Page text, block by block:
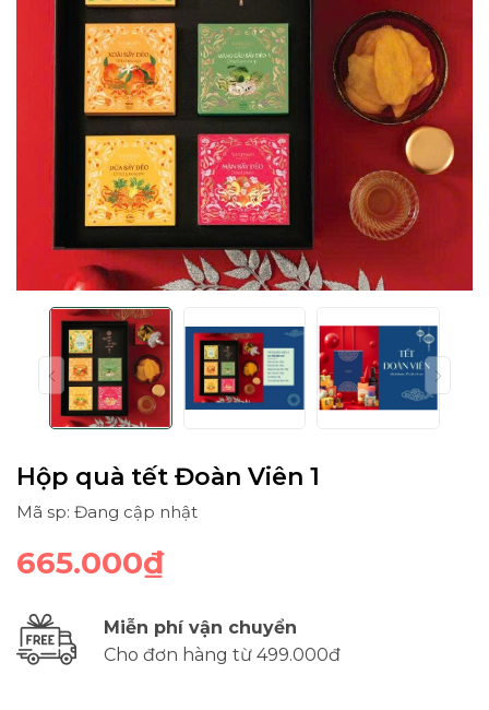
Hộp quà tết Đoàn Viên 1
Mã sp: Đang cập nhật
665.000₫
Miễn phí vận chuyển
Cho đơn hàng từ 499.000đ